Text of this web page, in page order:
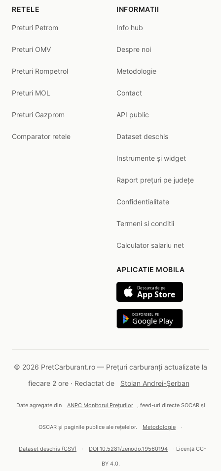
RETELE
Preturi Petrom
Preturi OMV
Preturi Rompetrol
Preturi MOL
Preturi Gazprom
Comparator retele
INFORMATII
Info hub
Despre noi
Metodologie
Contact
API public
Dataset deschis
Instrumente și widget
Raport prețuri pe județe
Confidentialitate
Termeni si conditii
Calculator salariu net
APLICATIE MOBILA
Descarca de pe
App Store
DISPONIBIL PE
Google Play
© 2026 PretCarburant.ro — Prețuri carburanți actualizate la
fiecare 2 ore · Redactat de
Stoian Andrei-Șerban
Date agregate din ANPC Monitorul Prețurilor , feed-uri directe SOCAR și
OSCAR și paginile publice ale rețelelor. Metodologie ·
Dataset deschis (CSV) · DOI 10.5281/zenodo.19560194 · Licență CC-
BY 4.0.